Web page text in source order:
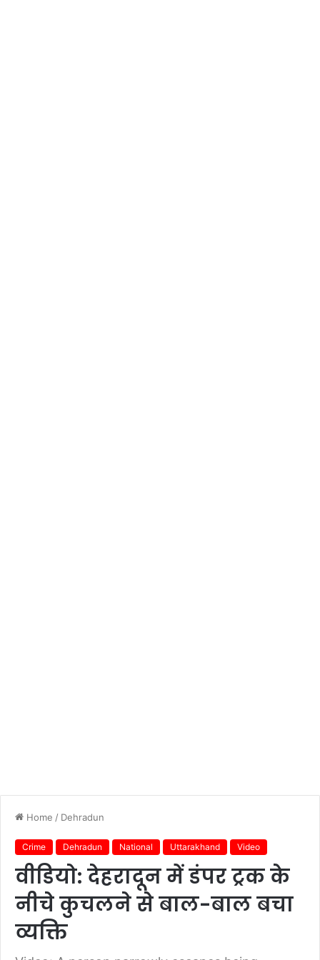
Home / Dehradun
Crime Dehradun National Uttarakhand Video
वीडियो: देहरादून में डंपर ट्रक के
नीचे कुचलने से बाल-बाल बचा
व्यक्ति